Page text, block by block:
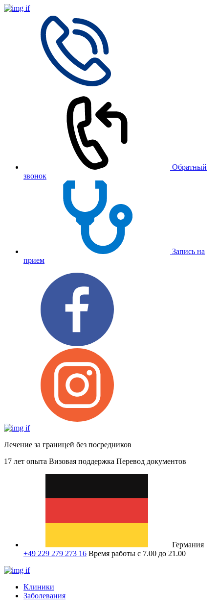
Обратный
звонок
Запись на
прием
Лечение за границей без посредников
17 лет опыта Визовая поддержка Перевод документов
Германия
+49 229 279 273 16 Время работы с 7.00 до 21.00
Клиники
Заболевания